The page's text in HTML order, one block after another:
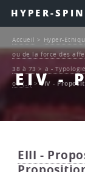
HYPER-
EIV -
Accueil > Hyper-
ou de la force des
38 à 73 > a -
ou (…)
>EIV -
EIII -